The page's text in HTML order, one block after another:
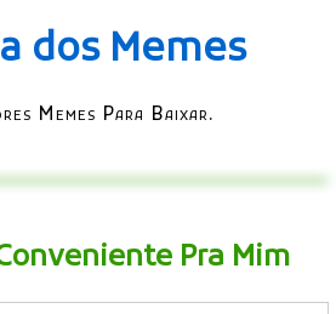
dos Memes
Memes Para Baixar.
Pra Mim